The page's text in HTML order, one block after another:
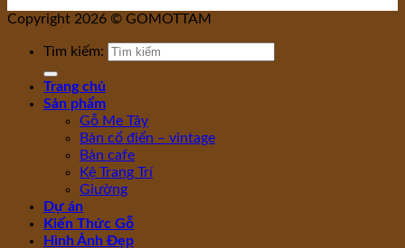
Copyright 2026 © GOMOTTAM
Tìm kiếm:
Trang chủ
Sản phẩm
Gỗ Me Tây
Bàn cổ điển – vintage
Bàn cafe
Kệ Trang Trí
Giường
Dự án
Kiến Thức Gỗ
Hình Ảnh Đẹp